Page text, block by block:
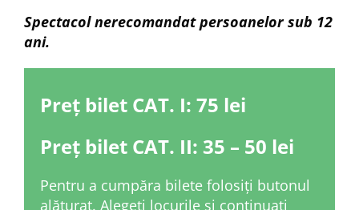
Spectacol nerecomandat persoanelor sub 12
ani.
Preț bilet CAT. I: 75 lei
Preț bilet CAT. II: 35 – 50 lei
Pentru a cumpăra bilete folosiți butonul
alăturat. Alegeți locurile și continuați